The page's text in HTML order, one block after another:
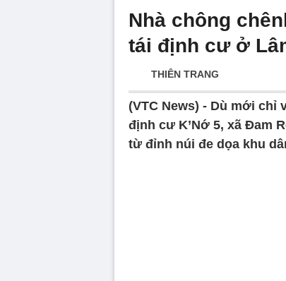
Nhà chông
tái định cư ở
THIÊN TRANG
(VTC News) - Dù mới chỉ
định cư K’Nớ 5, xã Đam
từ đỉnh núi đe dọa khu